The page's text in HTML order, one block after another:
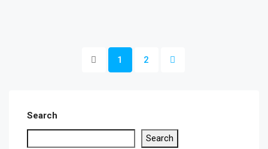
1 2
Search
Search